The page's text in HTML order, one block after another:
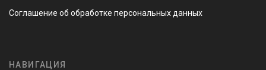
Соглашение об обработке персональных данных
НАВИГАЦИЯ